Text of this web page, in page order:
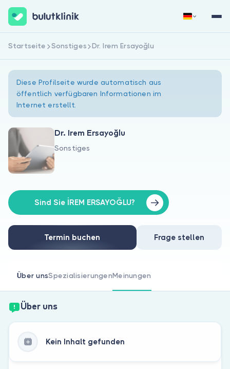
Über uns
Für Patienten
Für Ärzte
Jetzt registrieren Anmelden
Startseite Sonstiges Dr. Irem Ersayoğlu
Diese Profilseite wurde automatisch aus
öffentlich verfügbaren Informationen im
Internet erstellt.
Dr. Irem Ersayoğlu
Sonstiges
Sind Sie İREM ERSAYOĞLU?
Termin buchen Frage stellen
Über unsSpezialisierungenMeinungen
Über uns
Kein Inhalt gefunden